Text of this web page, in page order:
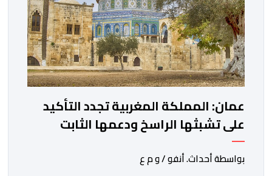
عمان: المملكة المغربية تجدد التأكيد
على تشبثها الراسخ ودعمها الثابت
للحقوق المشروعة للشعب الفلسطيني
الشقيق
بواسطة أحداث. أنفو / و م ع